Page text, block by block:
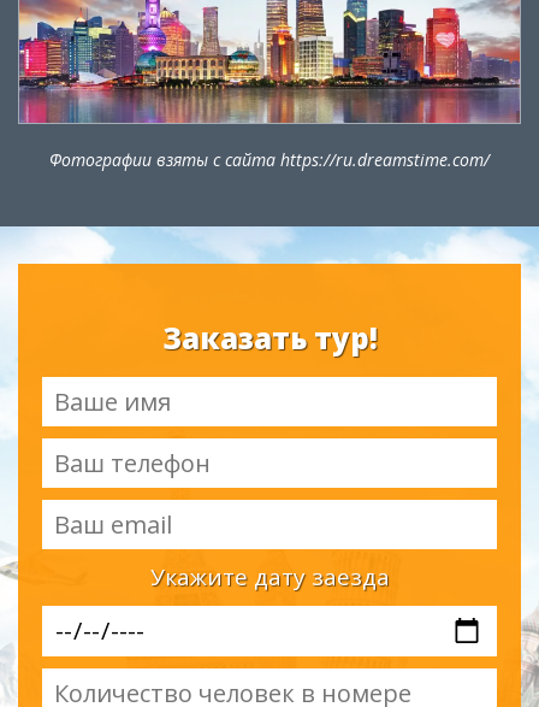
Фотографии взяты с сайта https://ru.dreamstime.com/
Заказать тур!
Укажите дату заезда